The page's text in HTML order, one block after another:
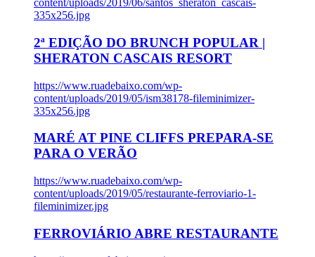
content/uploads/2019/06/santos_sheraton_cascais-
335x256.jpg
2ª EDIÇÃO DO BRUNCH POPULAR |
SHERATON CASCAIS RESORT
https://www.ruadebaixo.com/wp-
content/uploads/2019/05/ism38178-fileminimizer-
335x256.jpg
MARÉ AT PINE CLIFFS PREPARA-SE
PARA O VERÃO
https://www.ruadebaixo.com/wp-
content/uploads/2019/05/restaurante-ferroviario-1-
fileminimizer.jpg
FERROVIÁRIO ABRE RESTAURANTE